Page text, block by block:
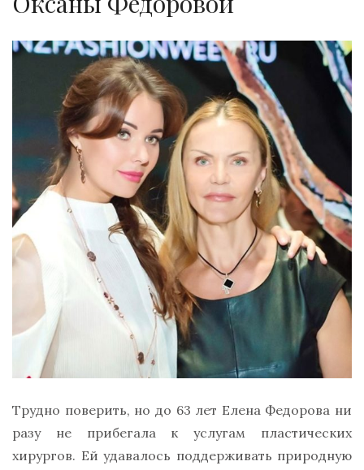
Трудно поверить, но до 63 лет Елена Федорова ни
разу не прибегала к услугам пластических
хирургов. Ей удавалось поддерживать природную